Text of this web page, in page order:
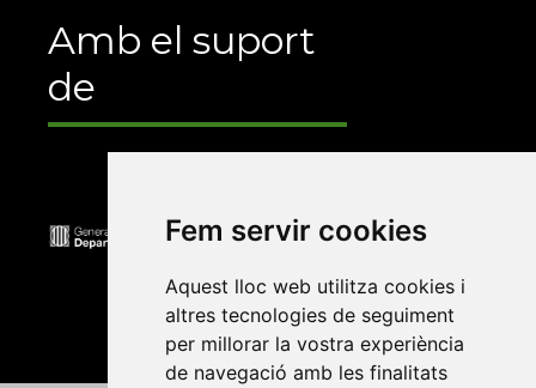
Fem servir cookies
Aquest lloc web utilitza cookies i
altres tecnologies de seguiment
per millorar la vostra experiència
de navegació amb les finalitats
Amb el suport
de